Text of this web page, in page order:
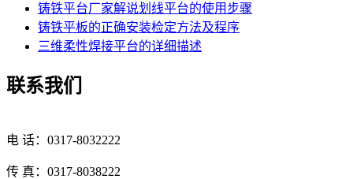
铸铁平台厂家解说划线平台的使用步骤
铸铁平板的正确安装检定方法及程序
三维柔性焊接平台的详细描述
联系我们
电 话：0317-8032222
传 真：0317-8038222